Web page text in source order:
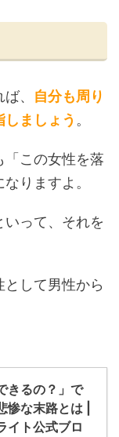
、 自分も周り
ましょう 。
「この女性を落
りますよ。
って、それを
して男性から
きるの？」で
惨な末路とは |
イト公式ブロ